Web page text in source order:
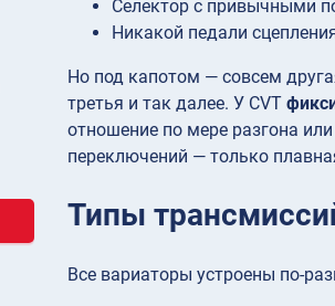
Селектор с привычными
Никакой педали
Но под капотом — совсем
третья и так далее. У CVT
отношение по мере разгона
переключений — только
Типы
Все вариаторы устроены по-